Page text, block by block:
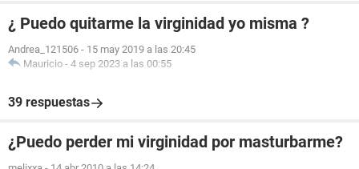
¿ Puedo quitarme la virginidad yo misma ?
Andrea_121506 - 15 may 2019 a las 20:45
Mauricio - 4 sep 2023 a las 00:55
39 respuestas
¿Puedo perder mi virginidad por masturbarme?